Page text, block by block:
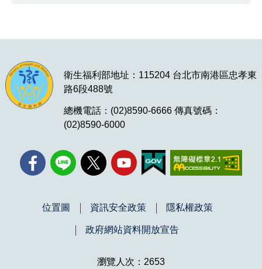
衛生福利部地址：115204 台北市南港區忠孝東
路6段488號
總機電話：(02)8590-6666 傳真號碼：
(02)8590-6000
位置圖 資訊安全政策 隱私權政策
政府網站資料開放宣告
瀏覽人次：2653